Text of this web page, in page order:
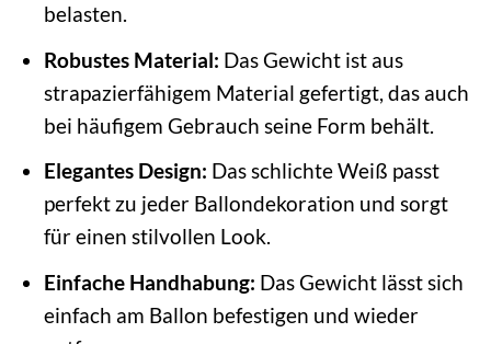
belasten.
Robustes Material: Das Gewicht ist aus
strapazierfähigem Material gefertigt, das auch
bei häufigem Gebrauch seine Form behält.
Elegantes Design: Das schlichte Weiß passt
perfekt zu jeder Ballondekoration und sorgt
für einen stilvollen Look.
Einfache Handhabung: Das Gewicht lässt sich
einfach am Ballon befestigen und wieder